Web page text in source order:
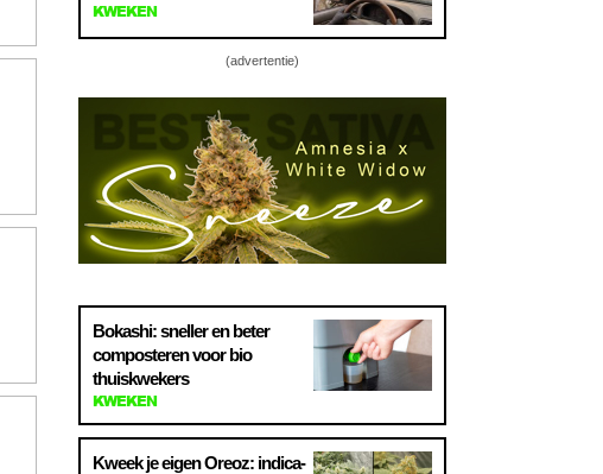
KWEKEN
(advertentie)
Bokashi: sneller en beter
composteren voor bio
thuiskwekers
KWEKEN
Kweek je eigen Oreoz: indica-